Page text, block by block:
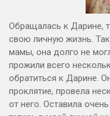
Обращалась к Дарине,
свою личную жизнь.
мамы, она долго не
прожили всего
обратиться к Дарине.
проклятие, провела
от него. Оставила